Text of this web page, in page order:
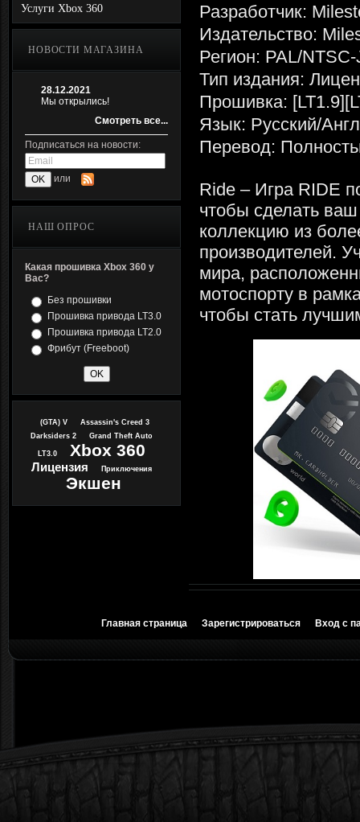
Услуги Xbox 360
НОВОСТИ МАГАЗИНА
28.12.2021
Мы открылись!
Смотреть все...
Подписаться на новости:
или
НАШ ОПРОС
Какая прошивка Xbox 360 у
Вас?
Без прошивки
Прошивка привода LT3.0
Прошивка привода LT2.0
Фрибут (Freeboot)
(GTA) V
Assassin's Creed 3
Darksiders 2
Grand Theft Auto
LT3.0 Xbox 360
Лицензия Приключения
Экшен
Разработчик:
Издательство:
Регион: PAL/NTSC-
Тип издания:
Прошивка:
Язык: Русский/
Перевод:
Ride – Игра RIDE
чтобы сделать
коллекцию из
производителей.
мира,
мотоспорту в
чтобы стать
Главная страница Зарегистрироваться Вход с